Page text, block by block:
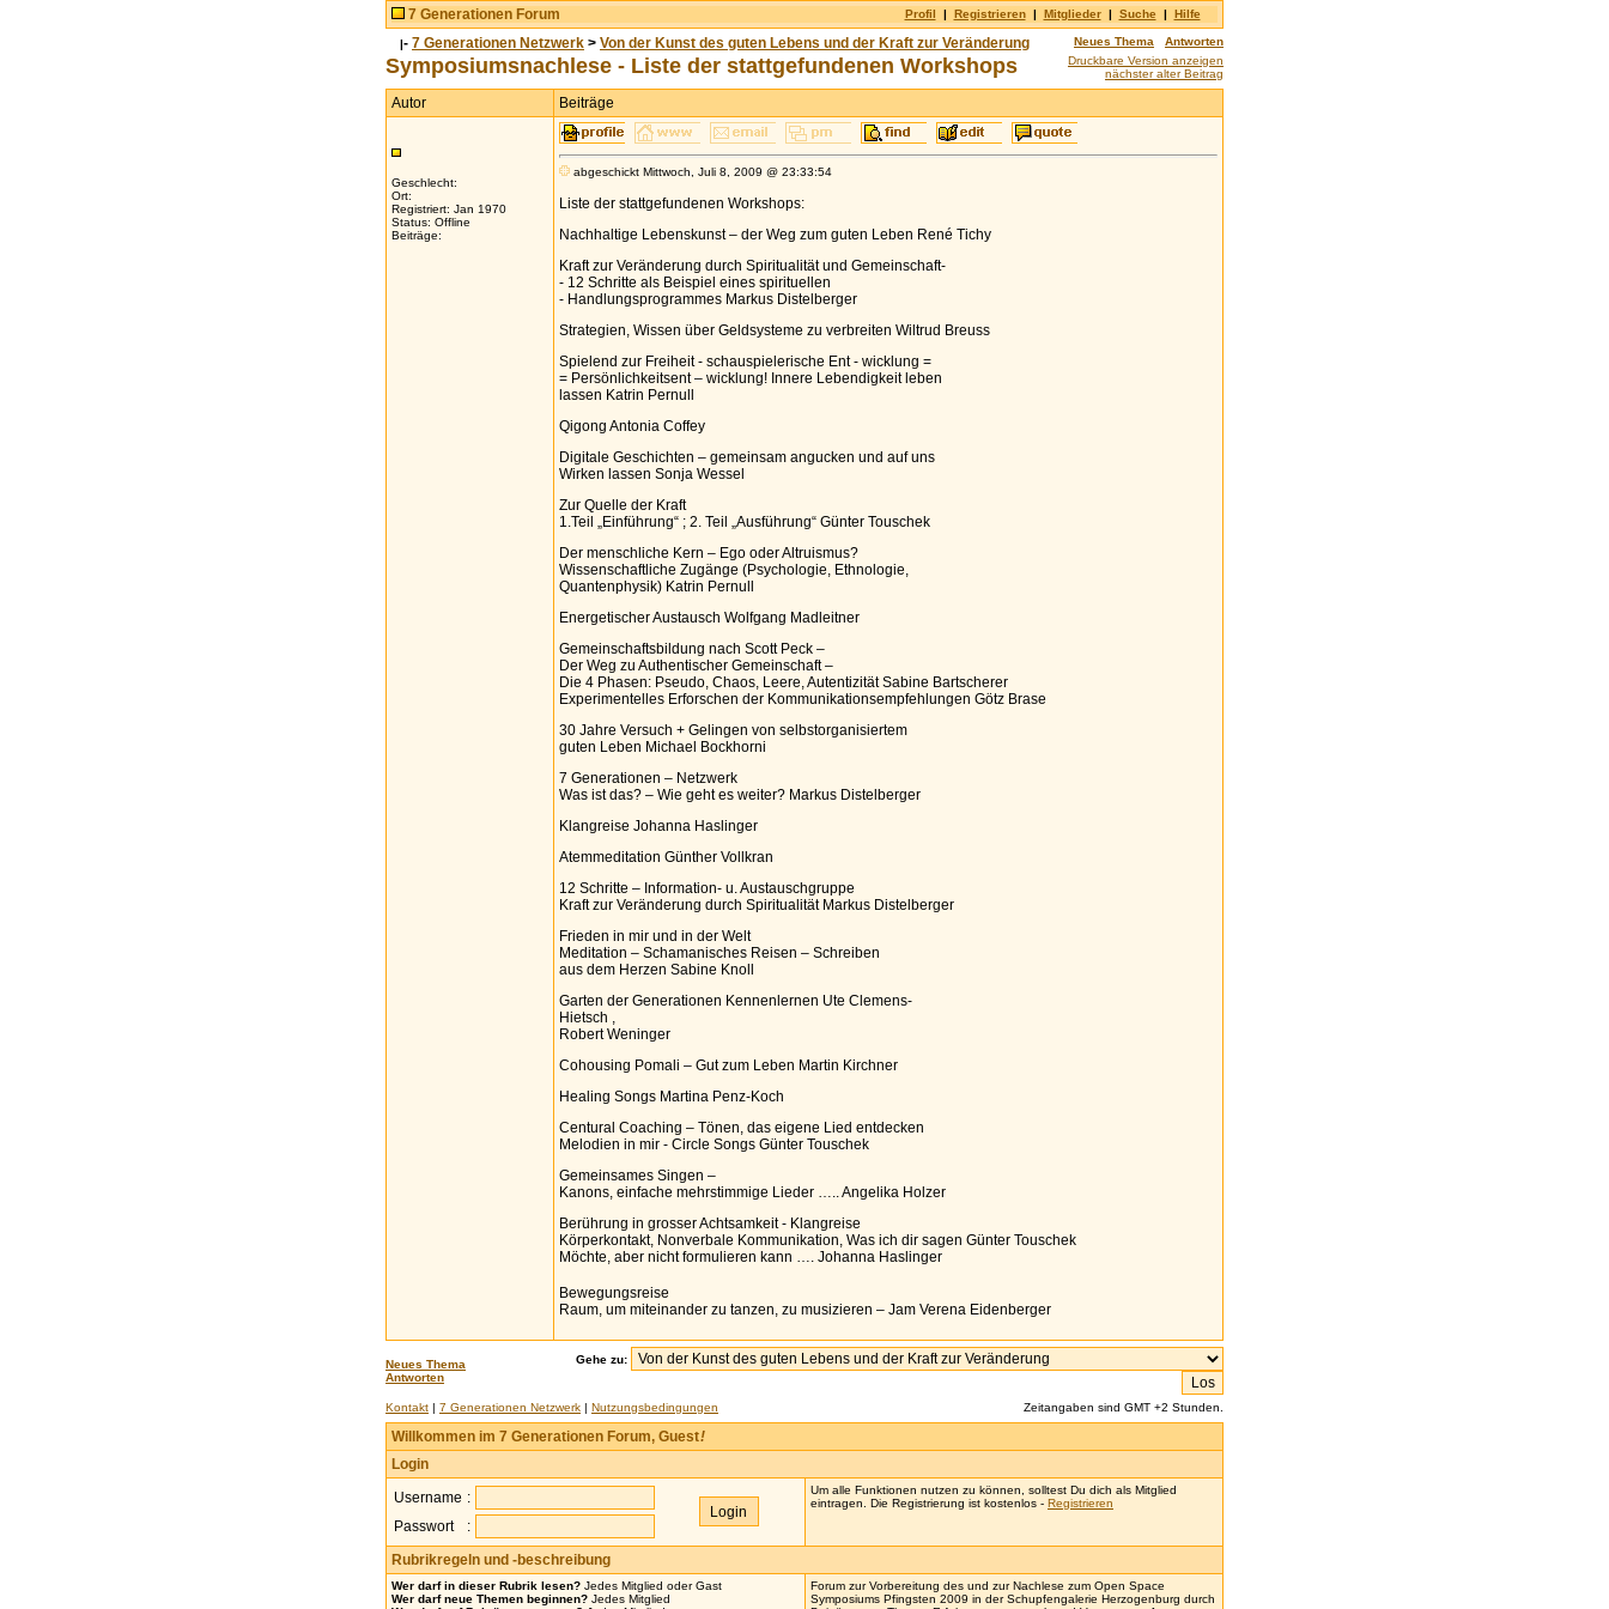
7 Generationen Forum Profil | Registrieren| Mitglieder| Suche | Hilfe
|- 7 Generationen Netzwerk > Von der Kunst des guten Lebens und der Kraft zur Veränderung Neues Thema Antworten
Symposiumsnachlese - Liste der stattgefundenen Workshops
Druckbare Version anzeigen
nächster alter Beitrag
Autor Beiträge
Geschlecht:
Ort:
Registriert: Jan 1970
Status: Offline
Beiträge:
abgeschickt Mittwoch, Juli 8, 2009 @ 23:33:54
Liste der stattgefundenen Workshops:
Nachhaltige Lebenskunst – der Weg zum guten Leben René Tichy
Kraft zur Veränderung durch Spiritualität und Gemeinschaft-
- 12 Schritte als Beispiel eines spirituellen
- Handlungsprogrammes Markus Distelberger
Strategien, Wissen über Geldsysteme zu verbreiten Wiltrud Breuss
Spielend zur Freiheit - schauspielerische Ent - wicklung =
= Persönlichkeitsent – wicklung! Innere Lebendigkeit leben
lassen Katrin Pernull
Qigong Antonia Coffey
Digitale Geschichten – gemeinsam angucken und auf uns
Wirken lassen Sonja Wessel
Zur Quelle der Kraft
1.Teil „Einführung“ ; 2. Teil „Ausführung“ Günter Touschek
Der menschliche Kern – Ego oder Altruismus?
Wissenschaftliche Zugänge (Psychologie, Ethnologie,
Quantenphysik) Katrin Pernull
Energetischer Austausch Wolfgang Madleitner
Gemeinschaftsbildung nach Scott Peck –
Der Weg zu Authentischer Gemeinschaft –
Die 4 Phasen: Pseudo, Chaos, Leere, Autentizität Sabine Bartscherer
Experimentelles Erforschen der Kommunikationsempfehlungen Götz Brase
30 Jahre Versuch + Gelingen von selbstorganisiertem
guten Leben Michael Bockhorni
7 Generationen – Netzwerk
Was ist das? – Wie geht es weiter? Markus Distelberger
Klangreise Johanna Haslinger
Atemmeditation Günther Vollkran
12 Schritte – Information- u. Austauschgruppe
Kraft zur Veränderung durch Spiritualität Markus Distelberger
Frieden in mir und in der Welt
Meditation – Schamanisches Reisen – Schreiben
aus dem Herzen Sabine Knoll
Garten der Generationen Kennenlernen Ute Clemens-
Hietsch ,
Robert Weninger
Cohousing Pomali – Gut zum Leben Martin Kirchner
Healing Songs Martina Penz-Koch
Centural Coaching – Tönen, das eigene Lied entdecken
Melodien in mir - Circle Songs Günter Touschek
Gemeinsames Singen –
Kanons, einfache mehrstimmige Lieder ….. Angelika Holzer
Berührung in grosser Achtsamkeit - Klangreise
Körperkontakt, Nonverbale Kommunikation, Was ich dir sagen Günter Touschek
Möchte, aber nicht formulieren kann …. Johanna Haslinger
Bewegungsreise
Raum, um miteinander zu tanzen, zu musizieren – Jam Verena Eidenberger
Neues Thema
Antworten
Gehe zu:
Kontakt | 7 Generationen Netzwerk | Nutzungsbedingungen Zeitangaben sind GMT +2 Stunden.
Willkommen im 7 Generationen Forum, Guest!
Login
Username :
Passwort
:
Um alle Funktionen nutzen zu können, solltest Du dich als Mitglied
eintragen. Die Registrierung ist kostenlos - Registrieren
Rubrikregeln und -beschreibung
Wer darf in dieser Rubrik lesen? Jedes Mitglied oder Gast
Wer darf neue Themen beginnen? Jedes Mitglied
Forum zur Vorbereitung des und zur Nachlese zum Open Space
Symposiums Pfingsten 2009 in der Schupfengalerie Herzogenburg durch